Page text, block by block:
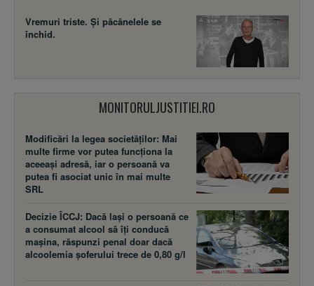
Vremuri triste. Şi păcănelele se
închid.
MONITORULJUSTITIEI.RO
Modificări la legea societăţilor: Mai
multe firme vor putea funcţiona la
aceeaşi adresă, iar o persoană va
putea fi asociat unic în mai multe
SRL
Decizie ÎCCJ: Dacă laşi o persoană ce
a consumat alcool să îţi conducă
maşina, răspunzi penal doar dacă
alcoolemia şoferului trece de 0,80 g/l